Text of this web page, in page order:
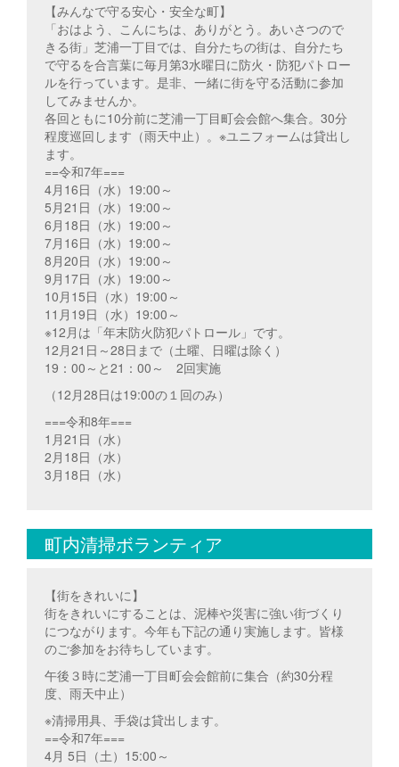
【みんなで守る安心・安全な町】
「おはよう、こんにちは、ありがとう。あいさつので
きる街」芝浦一丁目では、自分たちの街は、自分たち
で守るを合言葉に毎月第3水曜日に防火・防犯パトロー
ルを行っています。是非、一緒に街を守る活動に参加
してみませんか。
各回ともに10分前に芝浦一丁目町会会館へ集合。30分
程度巡回します（雨天中止）。※ユニフォームは貸出し
ます。
==令和7年===
4月16日（水）19:00～
5月21日（水）19:00～
6月18日（水）19:00～
7月16日（水）19:00～
8月20日（水）19:00～
9月17日（水）19:00～
10月15日（水）19:00～
11月19日（水）19:00～
※12月は「年末防火防犯パトロール」です。
12月21日～28日まで（土曜、日曜は除く）
19：00～と21：00～ 2回実施
（12月28日は19:00の１回のみ）
===令和8年===
1月21日（水）
2月18日（水）
3月18日（水）
町内清掃ボランティア
【街をきれいに】
街をきれいにすることは、泥棒や災害に強い街づくり
につながります。今年も下記の通り実施します。皆様
のご参加をお待ちしています。
午後３時に芝浦一丁目町会会館前に集合（約30分程
度、雨天中止）
※清掃用具、手袋は貸出します。
==令和7年===
4月 5日（土）15:00～